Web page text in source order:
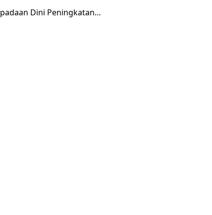
Dini Peningkatan…